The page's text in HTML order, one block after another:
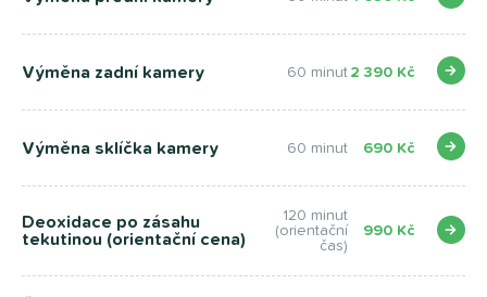
Výměna zadní kamery 60 minut 2 390 Kč
Výměna sklíčka kamery 60 minut 690 Kč
Deoxidace po zásahu
tekutinou (orientační cena)
120 minut
(orientační
čas)
990 Kč